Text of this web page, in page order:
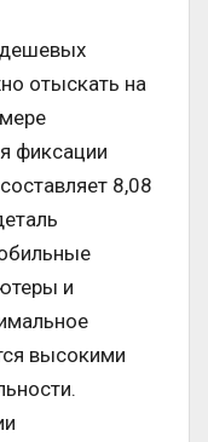
отыскать на
фиксации
8,08
и
высокими